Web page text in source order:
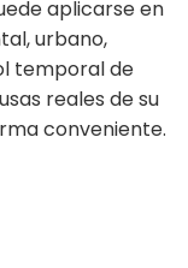
aplicarse en
urbano,
temporal de
reales de su
conveniente.